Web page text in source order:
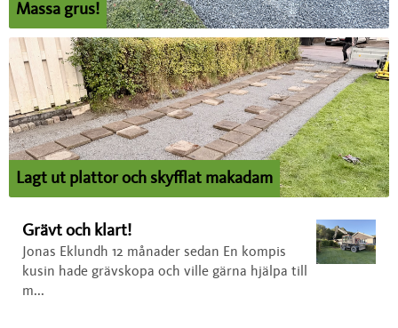
Massa grus!
Lagt ut plattor och skyfflat makadam
Grävt och klart!
Jonas Eklundh 12 månader sedan En kompis
kusin hade grävskopa och ville gärna hjälpa till
m...